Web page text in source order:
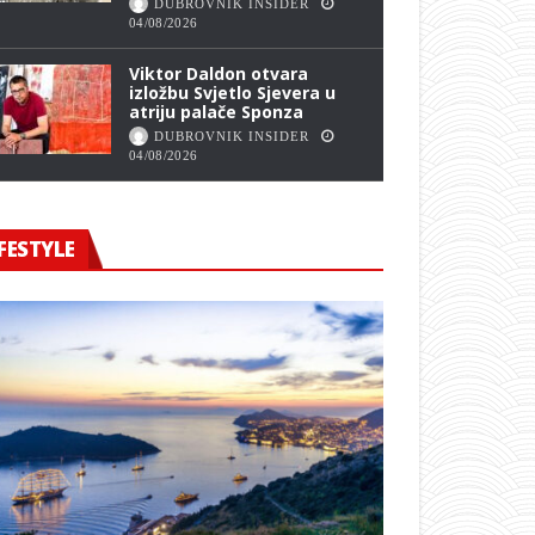
DUBROVNIK INSIDER
04/08/2026
Viktor Daldon otvara
izložbu Svjetlo Sjevera u
atriju palače Sponza
DUBROVNIK INSIDER
04/08/2026